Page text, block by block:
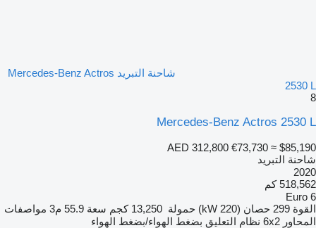
شاحنة التبريد Mercedes-Benz Actros
2530 L
8
Mercedes-Benz Actros 2530 L
AED 312,800 €73,730 ≈ $85,190
شاحنة التبريد
2020
518,562 كم
Euro 6
القوة 299 حصان (220 kW) حمولة 13,250 كجم سعة 55.9 م3
مواصفات
المحاور 6x2 نظام التعليق بضغط الهواء/بضغط الهواء